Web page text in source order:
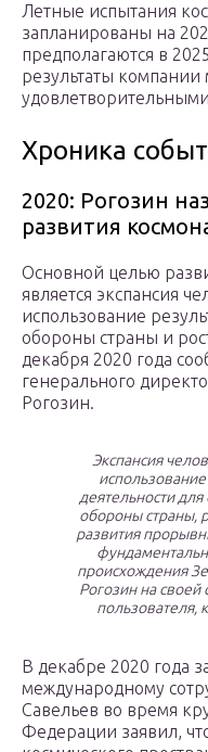
Летные испытания
запланированы на
предполагаются в
результаты компании
Хроника
2020: Рогозин
развития
Основной целью
является экспансия
использование
обороны страны и
декабря 2020 года
генерального
Рогозин.
Экспансия
деятельности для
обороны страны,
развития
происхождения
Рогозин на своей
пользователя,
В декабре 2020 года
международному
Савельев во время
Федерации заявил,